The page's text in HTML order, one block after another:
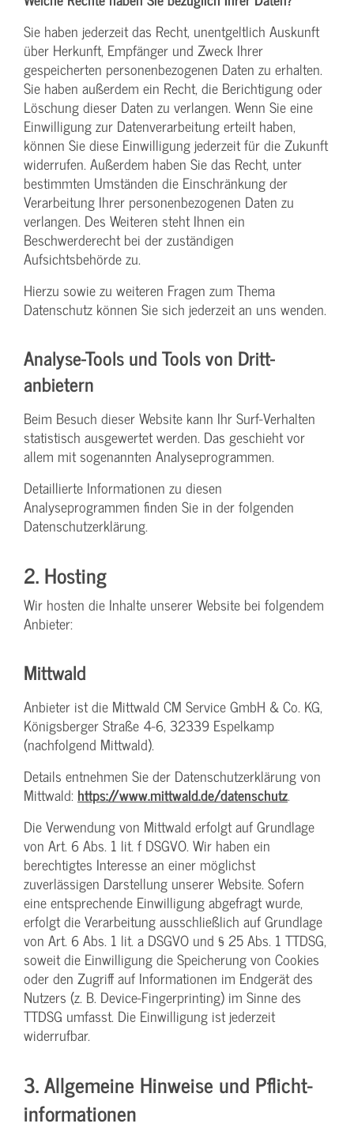
Sie haben jederzeit das Recht, unentgeltlich Auskunft
über Herkunft, Empfänger und Zweck Ihrer
gespeicherten personenbezogenen Daten zu erhalten.
Sie haben außerdem ein Recht, die Berichtigung oder
Löschung dieser Daten zu verlangen. Wenn Sie eine
Einwilligung zur Datenverarbeitung erteilt haben,
können Sie diese Einwilligung jederzeit für die Zukunft
widerrufen. Außerdem haben Sie das Recht, unter
bestimmten Umständen die Einschränkung der
Verarbeitung Ihrer personenbezogenen Daten zu
verlangen. Des Weiteren steht Ihnen ein
Beschwerderecht bei der zuständigen
Aufsichtsbehörde zu.
Hierzu sowie zu weiteren Fragen zum Thema
Datenschutz können Sie sich jederzeit an uns wenden.
Analyse-Tools und Tools von Dritt­
anbietern
Beim Besuch dieser Website kann Ihr Surf-Verhalten
statistisch ausgewertet werden. Das geschieht vor
allem mit sogenannten Analyseprogrammen.
Detaillierte Informationen zu diesen
Analyseprogrammen finden Sie in der folgenden
Datenschutzerklärung.
2. Hosting
Wir hosten die Inhalte unserer Website bei folgendem
Anbieter:
Mittwald
Anbieter ist die Mittwald CM Service GmbH & Co. KG,
Königsberger Straße 4-6, 32339 Espelkamp
(nachfolgend Mittwald).
Details entnehmen Sie der Datenschutzerklärung von
Mittwald: https://www.mittwald.de/datenschutz.
Die Verwendung von Mittwald erfolgt auf Grundlage
von Art. 6 Abs. 1 lit. f DSGVO. Wir haben ein
berechtigtes Interesse an einer möglichst
zuverlässigen Darstellung unserer Website. Sofern
eine entsprechende Einwilligung abgefragt wurde,
erfolgt die Verarbeitung ausschließlich auf Grundlage
von Art. 6 Abs. 1 lit. a DSGVO und § 25 Abs. 1 TTDSG,
soweit die Einwilligung die Speicherung von Cookies
oder den Zugriff auf Informationen im Endgerät des
Nutzers (z. B. Device-Fingerprinting) im Sinne des
TTDSG umfasst. Die Einwilligung ist jederzeit
widerrufbar.
3. Allgemeine Hinweise und Pflicht­
informationen